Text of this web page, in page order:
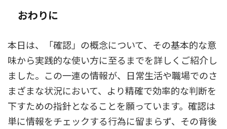
おわりに
本日は、「確認」の概念について、その基本的な意
味から実践的な使い方に至るまでを詳しくご紹介し
ました。この一連の情報が、日常生活や職場でのさ
まざまな状況において、より精確で効率的な判断を
下すための指針となることを願っています。確認は
単に情報をチェックする行為に留まらず、その背後